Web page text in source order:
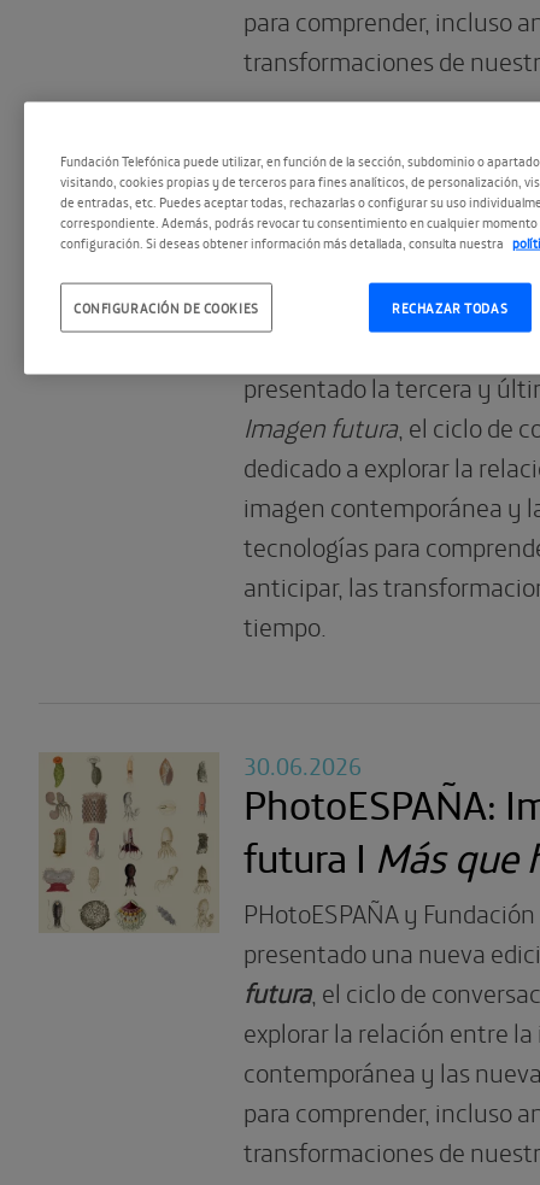
para comprender, incluso
transformaciones de
09.07.2026
PhotoEspaña:
|Sistemas
presentado la tercera y
Imagen futura , el ciclo de
dedicado a explorar la
imagen contemporánea y
tecnologías para
anticipar, las
tiempo.
30.06.2026
PhotoESPAÑA:
futura I Más que
PHotoESPAÑA y
presentado una nueva
futura, el ciclo de
explorar la relación entre
contemporánea y las
para comprender, incluso
transformaciones de
Fundación Telefónica puede utilizar, en función de la sección, subdominio o
visitando, cookies propias y de terceros para fines analíticos, de personalización,
de entradas, etc. Puedes aceptar todas, rechazarlas o configurar su uso
correspondiente. Además, podrás revocar tu consentimiento en cualquier momento
configuración. Si deseas obtener información más detallada, consulta nuestra
RECHAZAR TODAS
CONFIGURACIÓN DE COOKIES